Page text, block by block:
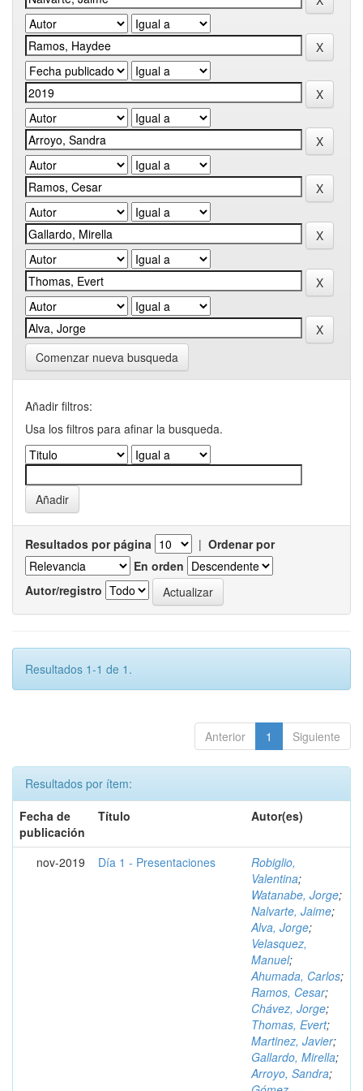
Comenzar nueva busqueda
Añadir filtros:
Usa los filtros para afinar la busqueda.
Resultados por página | Ordenar por
En orden
Autor/registro
Resultados 1-1 de 1.
Anterior 1 Siguiente
Resultados por ítem:
Fecha de
publicación
Título Autor(es)
nov-2019 Día 1 - Presentaciones
Robiglio,
Valentina;
Watanabe, Jorge;
Nalvarte, Jaime;
Alva, Jorge;
Velasquez,
Manuel;
Ahumada, Carlos;
Ramos, Cesar;
Chávez, Jorge;
Thomas, Evert;
Martinez, Javier;
Gallardo, Mirella;
Arroyo, Sandra;